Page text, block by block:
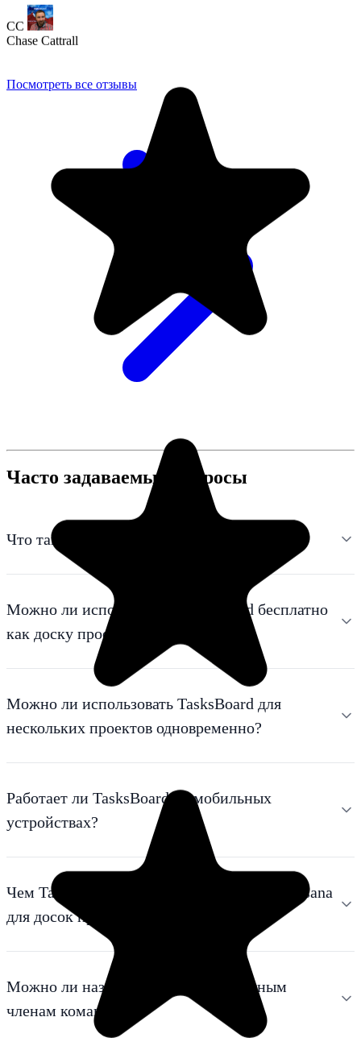
Посмотреть все отзывы
Часто задаваемые вопросы
Что такое доска проектов?
Можно ли использовать TasksBoard бесплатно
как доску проектов?
Можно ли использовать TasksBoard для
нескольких проектов одновременно?
Работает ли TasksBoard на мобильных
устройствах?
Чем TasksBoard отличается от Trello или Asana
для досок проектов?
Можно ли назначать задачи конкретным
членам команды?